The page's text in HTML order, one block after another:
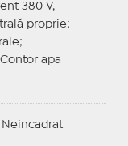
380 V,
proprie;
apa
Neincadrat